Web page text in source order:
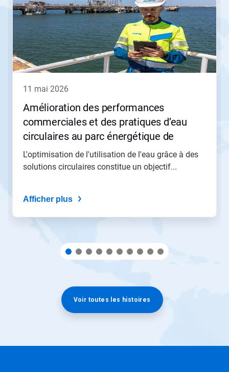
un
carrousel.
Utilisez
boutons
Suivant
et
Précédent
naviguer
sautez
diapositive
utilisant
navigation.
11 mai 2026
Amélioration des performances
commerciales et des pratiques d’eau
circulaires au parc énergétique de
Moeve à San Roque
L'optimisation de l'utilisation de l'eau grâce à des
solutions circulaires constitue un objectif...
Afficher plus
Voir toutes les histoires